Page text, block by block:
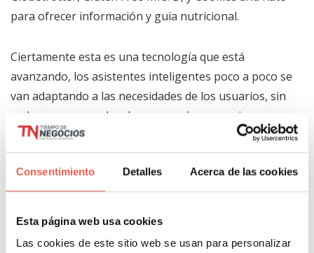
Consentimiento Detalles Acerca de las cookies
Esta página web usa cookies
Las cookies de este sitio web se usan para personalizar
para ofrecer información y guia nutricional.
Ciertamente esta es una tecnología que está
avanzando, los asistentes inteligentes poco a poco se
van adaptando a las necesidades de los usuarios, sin
embargo son muchas las cosas aún por mejorar,
sobre todo la capacidad de interacción con el usuario,
que a veces puede llegar a ser frustrante. Después de
este lanzamiento es importante seguir de cerca como
irán evolucionando los servicios, porque sin duda
alguna la carrera cada día es más rápida y los